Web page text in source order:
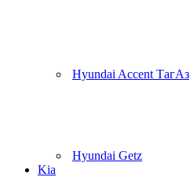
Hyundai Accent ТагАз
Hyundai Getz
Kia